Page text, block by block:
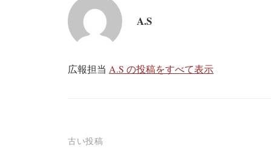
A.S
広報担当 A.S の投稿をすべて表示
投
古い投稿